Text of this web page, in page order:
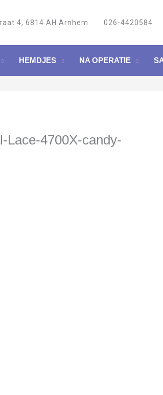
4, 6814 AH Arnhem 026-4420584
HEMDJES NA OPERATIE
Lace-4700X-candy-